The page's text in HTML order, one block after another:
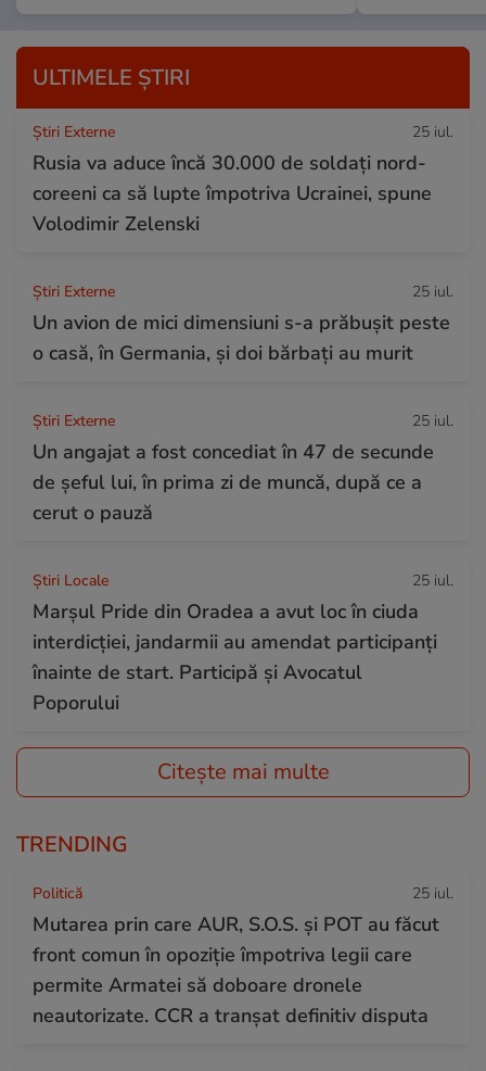
ULTIMELE ȘTIRI
Știri Externe 25 iul.
Rusia va aduce încă 30.000 de soldaţi nord-
coreeni ca să lupte împotriva Ucrainei, spune
Volodimir Zelenski
Știri Externe 25 iul.
Un avion de mici dimensiuni s-a prăbușit peste
o casă, în Germania, și doi bărbați au murit
Știri Externe 25 iul.
Un angajat a fost concediat în 47 de secunde
de șeful lui, în prima zi de muncă, după ce a
cerut o pauză
Știri Locale 25 iul.
Marșul Pride din Oradea a avut loc în ciuda
interdicției, jandarmii au amendat participanți
înainte de start. Participă și Avocatul
Poporului
Citește mai multe
TRENDING
Politică 25 iul.
Mutarea prin care AUR, S.O.S. și POT au făcut
front comun în opoziție împotriva legii care
permite Armatei să doboare dronele
neautorizate. CCR a tranșat definitiv disputa